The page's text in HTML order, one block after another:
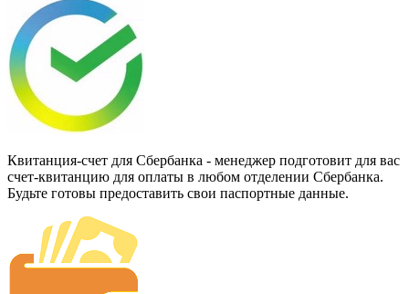
Квитанция-счет для Сбербанка - менеджер подготовит для вас
счет-квитанцию для оплаты в любом отделении Сбербанка.
Будьте готовы предоставить свои паспортные данные.